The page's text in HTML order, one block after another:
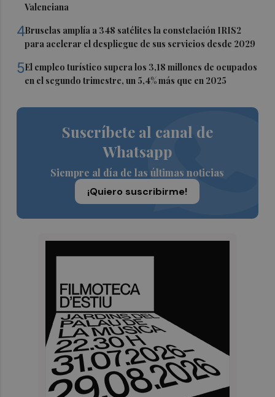
Valenciana
4Bruselas amplía a 348 satélites la constelación IRIS2
para acelerar el despliegue de sus servicios desde 2029
5El empleo turístico supera los 3,18 millones de ocupados
en el segundo trimestre, un 5,4% más que en 2025
Suscríbete al canal de
Whatsapp
Siempre al día de las últimas noticias
¡Quiero suscribirme!